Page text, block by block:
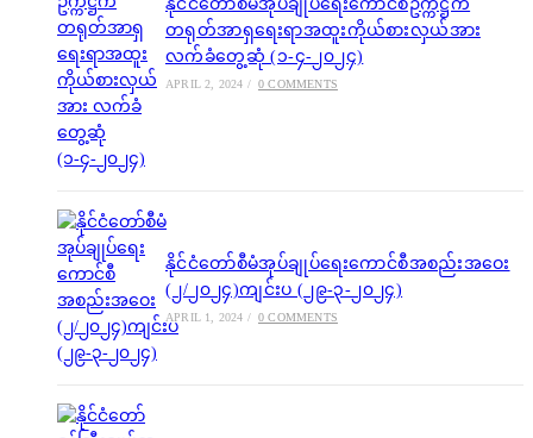
နိုင်ငံတော်စီမံအုပ်ချုပ်ရေးကောင်စီဥက္ကဋ္ဌက
တရုတ်အာရှရေးရာအထူးကိုယ်စားလှယ်အား
လက်ခံတွေ့ဆုံ (၁-၄-၂၀၂၄)
APRIL 2, 2024 / 0 COMMENTS
နိုင်ငံတော်စီမံအုပ်ချုပ်ရေးကောင်စီအစည်းအဝေး
(၂/၂၀၂၄)ကျင်းပ (၂၉-၃-၂၀၂၄)
APRIL 1, 2024 / 0 COMMENTS